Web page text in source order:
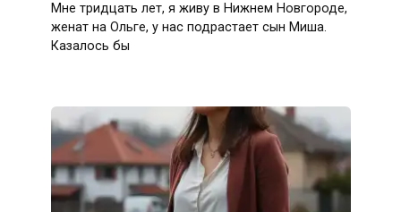
Мне тридцать лет, я живу в Нижнем Новгороде,
женат на Ольге, у нас подрастает сын Миша.
Казалось бы